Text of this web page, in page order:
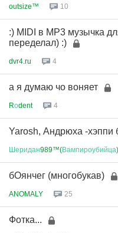
outsize™ 10
:) MIDI в МР3 музычка
переделал) :)
dvr4.ru 4
а я думаю чо воняет
Rоdent 4
Yarosh, Андрюха -хэппи
Шеридан989™(Вампироубийца)
бОянчег (многобукав)
ANOMALY 25
Фотка...